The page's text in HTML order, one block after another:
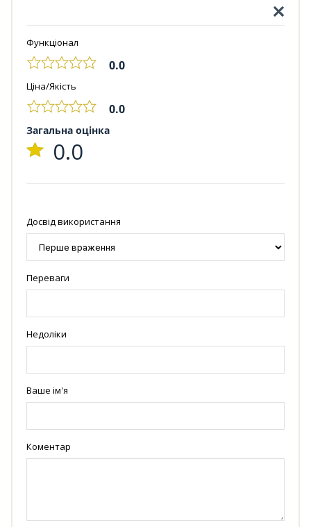
Функціонал
0.0
Ціна/Якість
0.0
Загальна оцінка
0.0
Досвід використання
Переваги
Недоліки
Ваше ім'я
Коментар